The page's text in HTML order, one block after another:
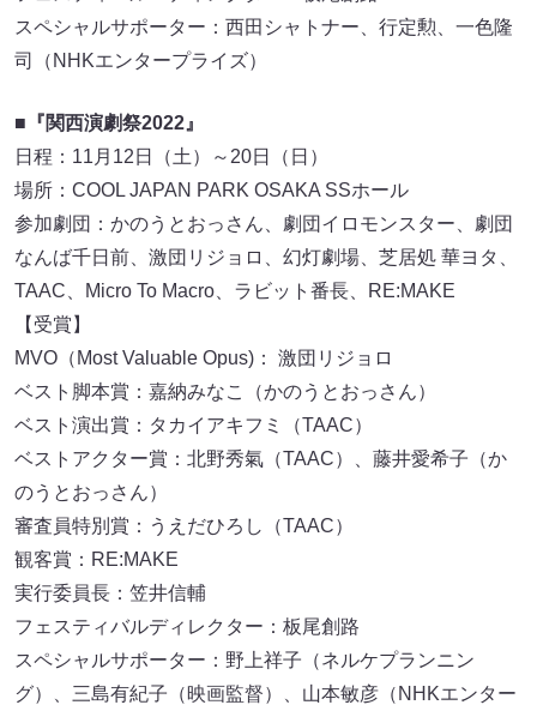
スペシャルサポーター：西田シャトナー、行定勲、一色隆
司（NHKエンタープライズ）
■ 『関西演劇祭2022』
日程：11月12日（土）～20日（日）
場所：COOL JAPAN PARK OSAKA SSホール
参加劇団：かのうとおっさん、劇団イロモンスター、劇団
なんば千日前、激団リジョロ、幻灯劇場、芝居処 華ヨタ、
TAAC、Micro To Macro、ラビット番長、RE:MAKE
【受賞】
MVO（Most Valuable Opus)： 激団リジョロ
ベスト脚本賞：嘉納みなこ（かのうとおっさん）
ベスト演出賞：タカイアキフミ（TAAC）
ベストアクター賞：北野秀氣（TAAC）、藤井愛希子（か
のうとおっさん）
審査員特別賞：うえだひろし（TAAC）
観客賞：RE:MAKE
実行委員長：笠井信輔
フェスティバルディレクター：板尾創路
スペシャルサポーター：野上祥子（ネルケプランニン
グ）、三島有紀子（映画監督）、山本敏彦（NHKエンター